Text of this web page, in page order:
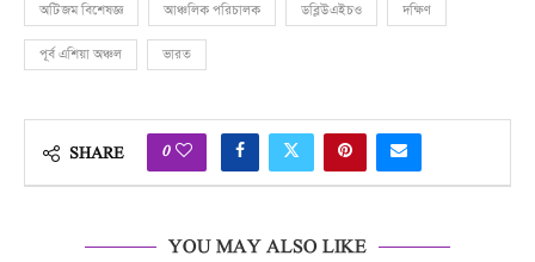
অটিজম বিশেষজ্ঞ আঞ্চলিক পরিচালক ডব্লিউএইচও দক্ষিণ
পূর্ব এশিয়া অঞ্চল ভারত
SHARE 0
YOU MAY ALSO LIKE